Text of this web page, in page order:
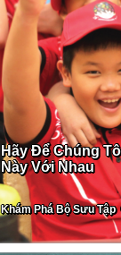
Hãy Để Chúng
Này Với Nhau
Khám Phá Bộ Sưu Tập